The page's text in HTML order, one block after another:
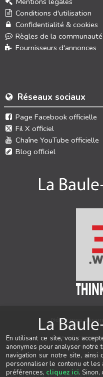
Réseaux sociaux
Page Facebook officielle
Fil X officiel
Chaîne YouTube officielle
Blog officiel
Conditions d'utilisation
Confidentialité & cookies
Règles de la communauté
Fournisseurs d'annonces
Gérer mes
Auteur &
©
Tous
Les marques, noms de sociétés,
En utilisant ce site, vous
anonymes pour analyser
navigation sur notre site,
personnaliser le contenu et les
préférences, cliquez ici.